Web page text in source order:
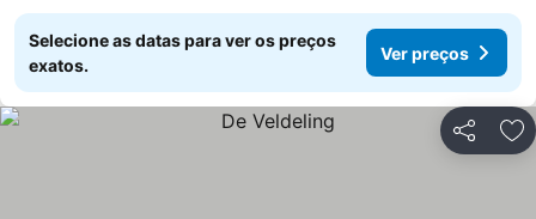
Selecione as datas para ver os preços
exatos.
Ver preços
Partilhar